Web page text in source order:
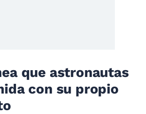
que astronautas
con su propio